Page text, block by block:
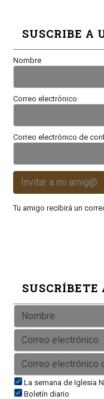
SUSCRIBE A
Nombre
Correo electrónico
Correo electrónico de
Invitar a mi amig@
Tu amigo recibirá un
La semana de Iglesia
Boletín diario